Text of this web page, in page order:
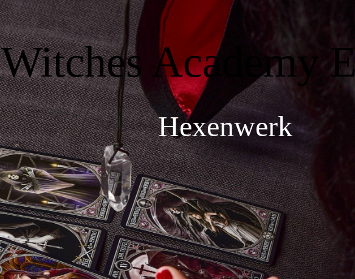
Witches Academy
Hexenwerk